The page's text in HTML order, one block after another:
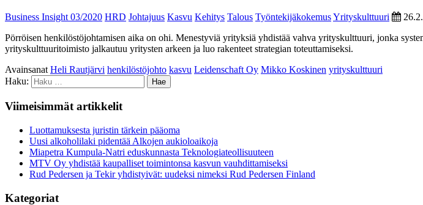
Business Insight 03/2020 HRD Johtajuus Kasvu Kehitys Talous TyöntekijäkokemusYrityskulttuuri
Pörröisen henkilöstöjohtamisen aika on ohi. Menestyviä yrityksiä yhdistää vahva yrityskulttuuri, jonka
yrityskulttuuritoimisto jalkautuu yritysten arkeen ja luo rakenteet strategian toteuttamiseksi.
AvainsanatHeli Rautjärvi henkilöstöjohto kasvu Leidenschaft Oy Mikko Koskinen yrityskulttuuri
Haku:
Viimeisimmät artikkelit
Luottamuksesta juristin tärkein pääoma
Uusi alkoholilaki pidentää Alkojen aukioloaikoja
Miapetra Kumpula-Natri eduskunnasta Teknologiateollisuuteen
MTV Oy yhdistää kaupalliset toimintonsa kasvun vauhdittamiseksi
Rud Pedersen ja Tekir yhdistyivät: uudeksi nimeksi Rud Pedersen Finland
Kategoriat